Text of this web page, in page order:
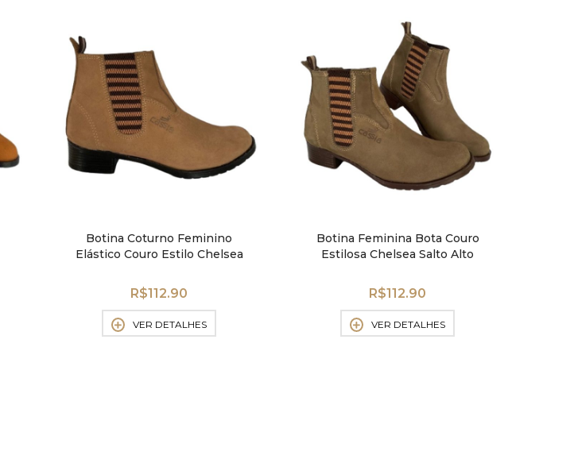
Botina Coturno Feminino
Elástico Couro Estilo Chelsea
R$112.90
VER DETALHES
Botina Feminina Bota Couro
Estilosa Chelsea Salto Alto
R$112.90
VER DETALHES